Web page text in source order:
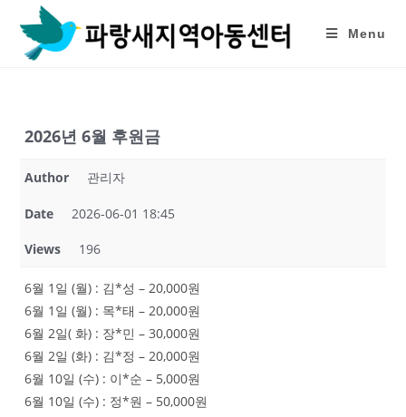
content
Menu
2026년 6월 후원금
Author 관리자
Date 2026-06-01 18:45
Views 196
6월 1일 (월) : 김*성 – 20,000원
6월 1일 (월) : 목*태 – 20,000원
6월 2일( 화) : 장*민 – 30,000원
6월 2일 (화) : 김*정 – 20,000원
6월 10일 (수) : 이*순 – 5,000원
6월 10일 (수) : 정*원 – 50,000원